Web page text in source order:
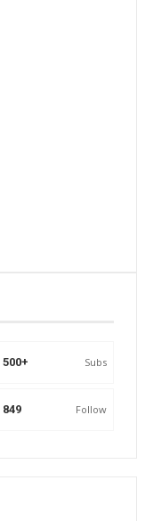
500+ Subs
849 Follow